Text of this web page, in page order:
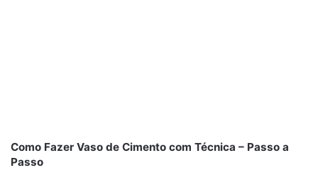
Como Fazer Vaso de Cimento com Técnica – Passo a
Passo